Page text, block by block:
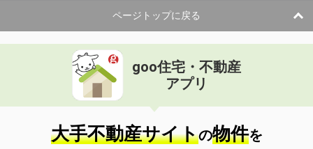
ページトップに戻る
goo住宅・不動産
アプリ
大手不動産サイトの物件を